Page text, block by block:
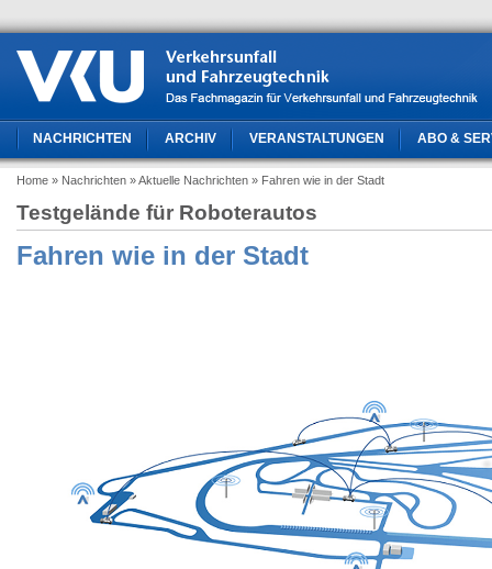
NACHRICHTEN ARCHIV VERANSTALTUNGEN ABO &
Home » Nachrichten » Aktuelle Nachrichten » Fahren wie in der Stadt
Testgelände für Roboterautos
Fahren wie in der Stadt